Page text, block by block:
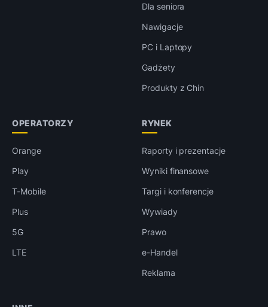
Dla seniora
Nawigacje
PC i Laptopy
Gadżety
Produkty z Chin
OPERATORZY
Orange
Play
T-Mobile
Plus
5G
LTE
RYNEK
Raporty i prezentacje
Wyniki finansowe
Targi i konferencje
Wywiady
Prawo
e-Handel
Reklama